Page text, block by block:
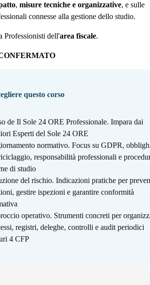
, misure tecniche e organizzative, e sulle
connesse alla gestione dello studio.
Professionisti dell'area fiscale.
questo corso
de Il Sole 24 ORE Professionale. Impara dai
Esperti del Sole 24 ORE
normativo. Focus su GDPR,
responsabilità professionali e
di studio
del rischio. Indicazioni pratiche per
gestire ispezioni e garantire conformità
operativo. Strumenti concreti per
registri, deleghe, controlli e audit periodici
4 CFP